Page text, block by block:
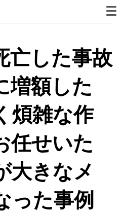
亡した事故
増額した
煩雑な作
任せいた
大きなメ
った事例